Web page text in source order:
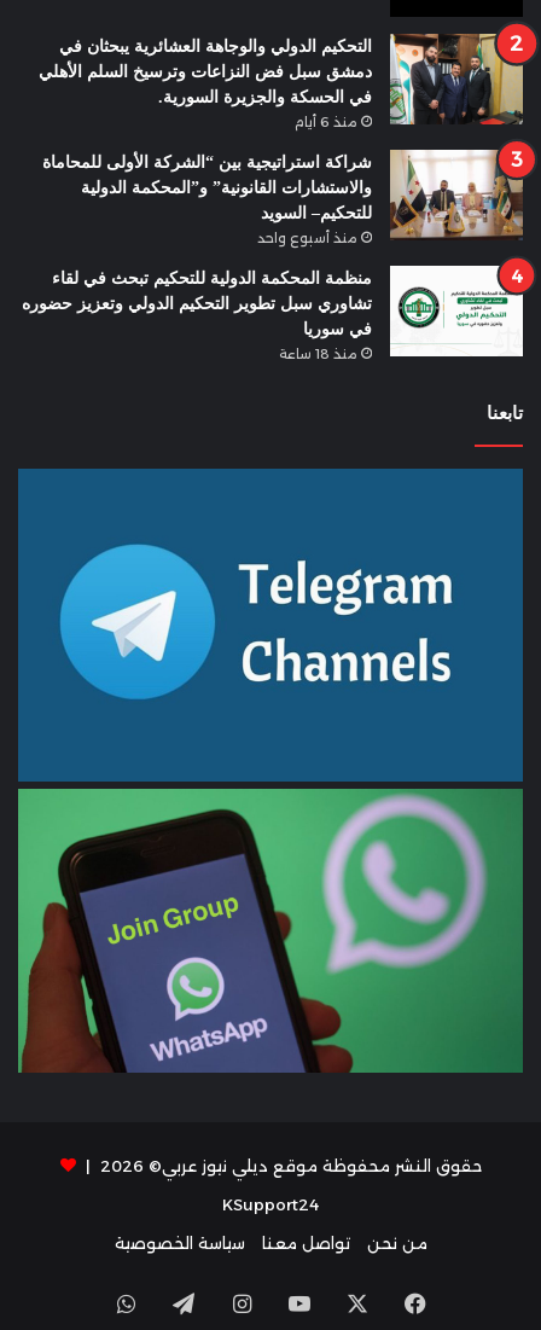
التحكيم الدولي والوجاهة العشائرية يبحثان في
دمشق سبل فض النزاعات وترسيخ السلم الأهلي
في الحسكة والجزيرة السورية.
منذ 6 أيام
شراكة استراتيجية بين “الشركة الأولى للمحاماة
والاستشارات القانونية” و”المحكمة الدولية
للتحكيم– السويد
منذ أسبوع واحد
منظمة المحكمة الدولية للتحكيم تبحث في لقاء
تشاوري سبل تطوير التحكيم الدولي وتعزيز حضوره
في سوريا
منذ 18 ساعة
تابعنا
حقوق النشر محفوظة موقع ديلي نيوز عربي© 2026 |
KSupport24
من نحن
تواصل معنا سياسة الخصوصية
فيسبوك يوتيوبانستقرامتيلقرامواتساب